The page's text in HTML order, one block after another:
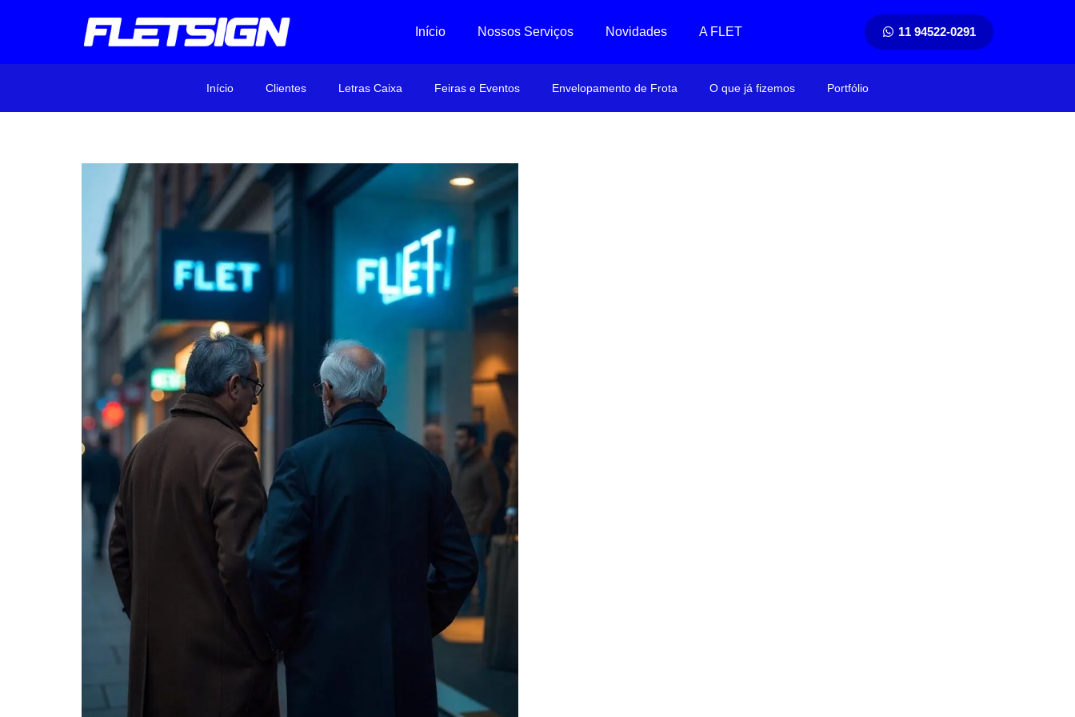
Início Nossos Serviços Novidades A FLET 11 94522-0291
Início Clientes Letras Caixa Feiras e Eventos Envelopamento de Frota O que já fizemos Portfólio